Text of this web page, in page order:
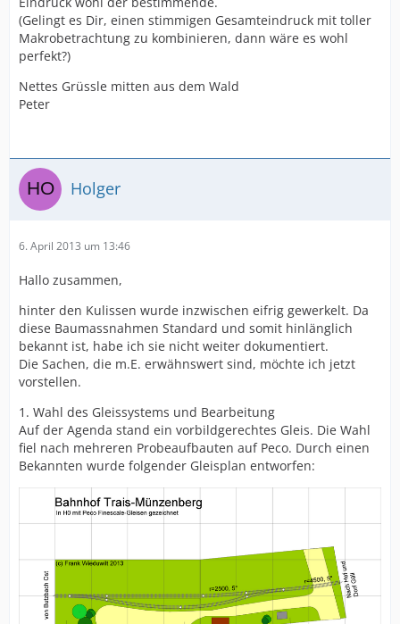
(Gelingt es Dir, einen stimmigen Gesamteindruck mit toller
Makrobetrachtung zu kombinieren, dann wäre es wohl
perfekt?)
Nettes Grüssle mitten aus dem Wald
Peter
Holger
6. April 2013 um 13:46
Hallo zusammen,
hinter den Kulissen wurde inzwischen eifrig gewerkelt. Da
diese Baumassnahmen Standard und somit hinlänglich
bekannt ist, habe ich sie nicht weiter dokumentiert.
Die Sachen, die m.E. erwähnswert sind, möchte ich jetzt
vorstellen.
1. Wahl des Gleissystems und Bearbeitung
Auf der Agenda stand ein vorbildgerechtes Gleis. Die Wahl
fiel nach mehreren Probeaufbauten auf Peco. Durch einen
Bekannten wurde folgender Gleisplan entworfen: